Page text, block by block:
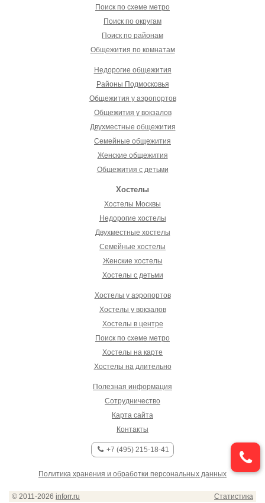
Поиск по схеме метро
Поиск по округам
Поиск по районам
Общежития по комнатам
Недорогие общежития
Районы Подмосковья
Общежития у аэропортов
Общежития у вокзалов
Двухместные общежития
Семейные общежития
Женские общежития
Общежития с детьми
Хостелы
Хостелы Москвы
Недорогие хостелы
Двухместные хостелы
Семейные хостелы
Женские хостелы
Хостелы с детьми
Хостелы у аэропортов
Хостелы у вокзалов
Хостелы в центре
Поиск по схеме метро
Хостелы на карте
Хостелы на длительно
Полезная информация
Сотрудничество
Карта сайта
Контакты
+7 (495) 215-18-41
Политика хранения и обработки персональных данных
© 2011-2026 inforr.ru Статистика